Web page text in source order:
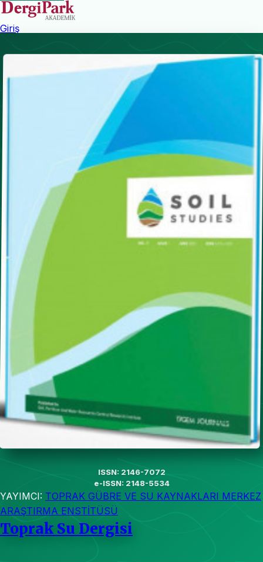
Giriş
ISSN: 2146-7072
e-ISSN: 2148-5534
YAYIMCI: TOPRAK GÜBRE VE SU KAYNAKLARI MERKEZ
ARAŞTIRMA ENSTİTÜSÜ
Toprak Su Dergisi